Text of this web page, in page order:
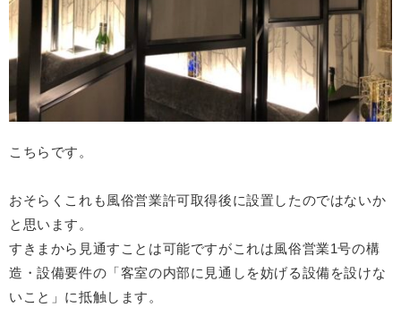
こちらです。
おそらくこれも風俗営業許可取得後に設置したのではないか
と思います。
すきまから見通すことは可能ですがこれは風俗営業1号の構
造・設備要件の「 客室の内部に見通しを妨げる設備を設けな
いこと」に抵触します。